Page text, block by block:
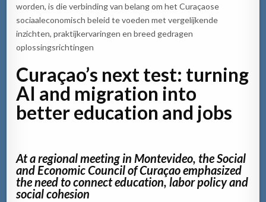
worden, is die verbinding van belang om het Curaçaose
sociaaleconomisch beleid te voeden met vergelijkende
inzichten, praktijkervaringen en breed gedragen
oplossingsrichtingen
Curaçao’s next test: turning
AI and migration into
better education and jobs
At a regional meeting in Montevideo, the Social
and Economic Council of Curaçao emphasized
the need to connect education, labor policy and
social cohesion